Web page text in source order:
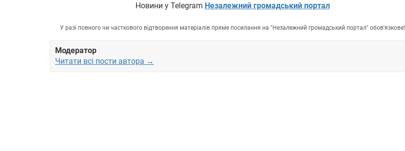
Новини у Telegram Незалежний громадський портал
У разі повного чи часткового відтворення матеріалів пряме посилання на "Незалежний громадський портал" обов'язкове!
Модератор
Читати всі пости автора →